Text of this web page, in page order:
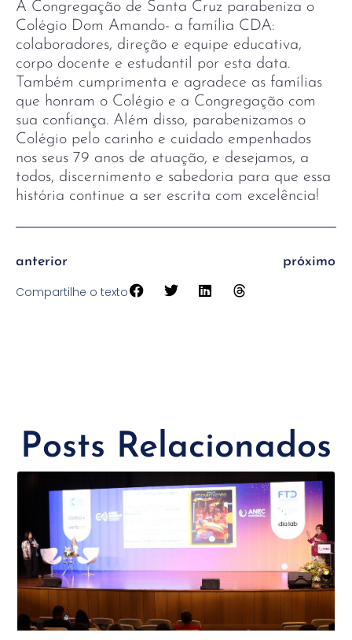
A Congregação de Santa Cruz parabeniza o
Colégio Dom Amando- a família CDA:
colaboradores, direção e equipe educativa,
corpo docente e estudantil por esta data.
Também cumprimenta e agradece as famílias
que honram o Colégio e a Congregação com
sua confiança. Além disso, parabenizamos o
Colégio pelo carinho e cuidado empenhados
nos seus 79 anos de atuação, e desejamos, a
todos, discernimento e sabedoria para que essa
história continue a ser escrita com excelência!
anterior próximo
Compartilhe o texto
Posts Relacionados